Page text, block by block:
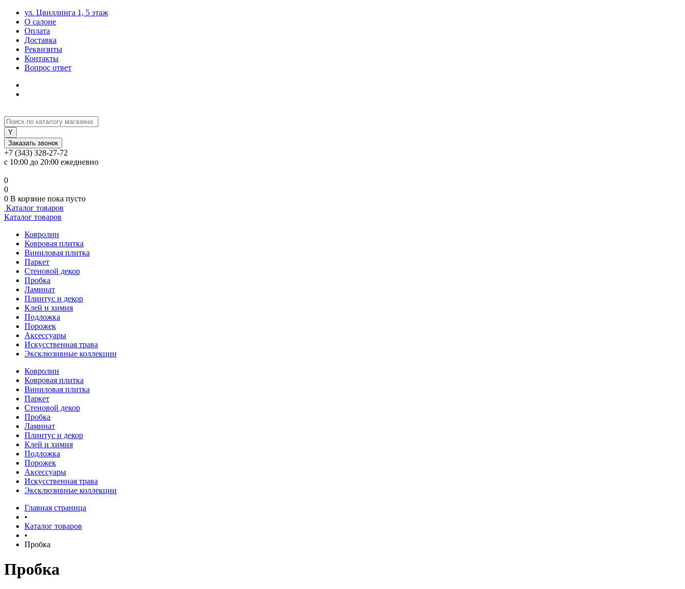
ул. Цвиллинга 1, 5 этаж
О салоне
Оплата
Доставка
Реквизиты
Контакты
Вопрос ответ
Заказать звонок
+7 (343) 328-27-72
с 10:00 до 20:00 ежедневно
0
0
0 В корзине пока пусто
Каталог товаров
Каталог товаров
Ковролин
Ковровая плитка
Виниловая плитка
Паркет
Стеновой декор
Пробка
Ламинат
Плинтус и декор
Клей и химия
Подложка
Порожек
Аксессуары
Искусственная трава
Эксклюзивные коллекции
Ковролин
Ковровая плитка
Виниловая плитка
Паркет
Стеновой декор
Пробка
Ламинат
Плинтус и декор
Клей и химия
Подложка
Порожек
Аксессуары
Искусственная трава
Эксклюзивные коллекции
Главная страница
•
Каталог товаров
•
Пробка
Пробка